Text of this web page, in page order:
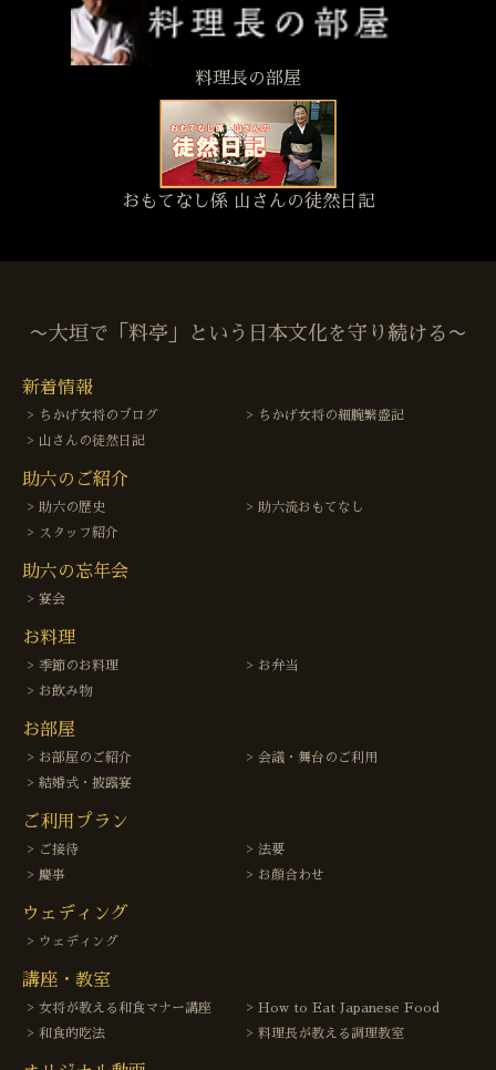
料理長の部屋
おもてなし係 山さんの徒然日記
〜大垣で「料亭」という日本文化を守り続ける〜
新着情報
ちかげ女将のブログ
ちかげ女将の細腕繁盛記
山さんの徒然日記
助六のご紹介
助六の歴史
助六流おもてなし
スタッフ紹介
助六の忘年会
宴会
お料理
季節のお料理
お弁当
お飲み物
お部屋
お部屋のご紹介
会議・舞台のご利用
結婚式・披露宴
ご利用プラン
ご接待
法要
慶事
お顔合わせ
ウェディング
ウェディング
講座・教室
女将が教える和食マナー講座
How to Eat Japanese Food
和食的吃法
料理長が教える調理教室